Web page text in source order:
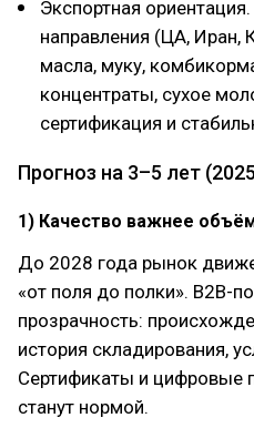
Экспортная
направления (ЦА, Иран,
масла, муку,
концентраты, сухое
сертификация и
Прогноз на 3–5 лет
1) Качество важнее
До 2028 года рынок
«от поля до полки». B2B-
прозрачность:
история складирования,
Сертификаты и цифровые
станут нормой.